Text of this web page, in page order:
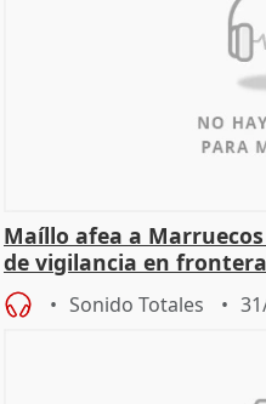
Maíllo afea a
de vigilancia en
Sonido Totales